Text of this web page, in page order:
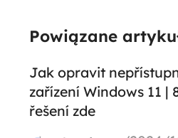
Powiązane
Jak opravit
zařízení Windows 11 |
řešení zde